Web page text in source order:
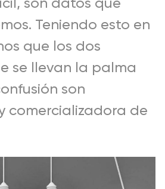
Teniendo esto en
que los dos
se llevan la palma
son
comercializadora de